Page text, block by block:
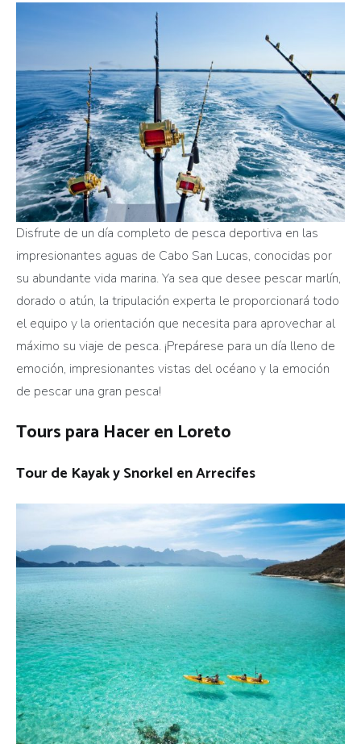
Disfrute de un día completo de pesca deportiva en las
impresionantes aguas de Cabo San Lucas, conocidas por
su abundante vida marina. Ya sea que desee pescar marlín,
dorado o atún, la tripulación experta le proporcionará todo
el equipo y la orientación que necesita para aprovechar al
máximo su viaje de pesca. ¡Prepárese para un día lleno de
emoción, impresionantes vistas del océano y la emoción
de pescar una gran pesca!
Tours para Hacer en Loreto
Tour de Kayak y Snorkel en Arrecifes